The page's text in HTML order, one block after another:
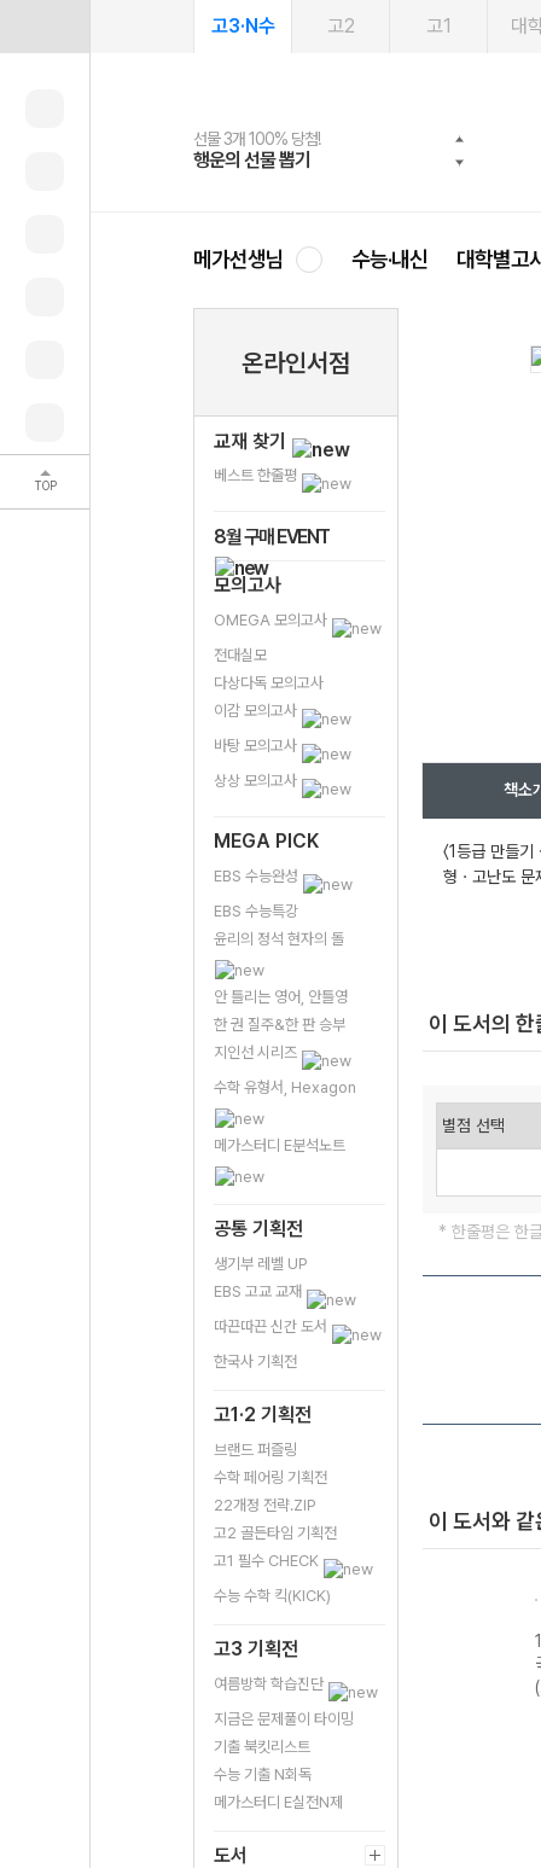
TOP
고3·N수 고2 고1 대
선물 3개 100% 당첨!
행운의 선물 뽑기
선물 100% 증정!
메가스터디 X 올리브
여름방학 스터디 캐시백
메가런 썸머스쿨
2027 러셀 단과
강사 공개선발
스마트러닝앱
설문 EVENT
메가패스
3일 무료 체험권
메가패스 수강생 무료혜택!
메가클럽 멤버십
사회공헌 캠페인
희망이룸 메가나눔
메가선생님 수능·내신 대학별고
온라인서점
교재 찾기
베스트 한줄평
8월 구매 EVENT
모의고사
OMEGA 모의고사
전대실모
다상다독 모의고사
이감 모의고사
바탕 모의고사
상상 모의고사
MEGA PICK
EBS 수능완성
EBS 수능특강
윤리의 정석 현자의 돌
안 틀리는 영어, 안틀영
한 권 질주&한 판 승부
지인선 시리즈
수학 유형서, Hexagon
메가스터디 E분석노트
공통 기획전
생기부 레벨 UP
EBS 고교 교재
따끈따끈 신간 도서
한국사 기획전
고1·2 기획전
브랜드 퍼즐링
수학 페어링 기획전
22개정 전략.ZIP
고2 골든타임 기획전
고1 필수 CHECK
수능 수학 킥(KICK)
고3 기획전
여름방학 학습진단
지금은 문제풀이 타이밍
기출 북킷리스트
수능 기출 N회독
메가스터디 E실전N제
도서
책소
〈1등급 만들
형ㆍ고난도 문
이 도서의 한
* 한줄평은 한
이 도서와
1등급 만들기 사
회·문화 715제
(2026년용)
제 (2026년용)
1등
국